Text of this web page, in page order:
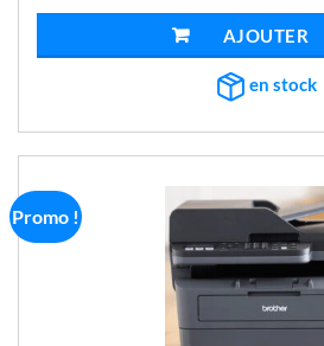
AJOUTER AU
en stock
Promo !